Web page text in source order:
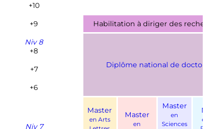
+10
+9 Habilitation à diriger des
Niv 8
+8
Diplôme national de doctorat
+7
+6
Niv 7
Master
en Arts
Master
en
Master
en
Sciences
en